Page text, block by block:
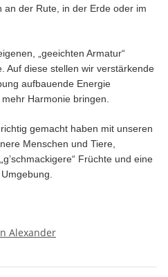
an der Rute, in der Erde oder im
„geeichten Armatur“
Auf diese stellen wir verstärkende
aufbauende Energie
Harmonie bringen.
gemacht haben mit unseren
Menschen und Tiere,
Früchte und eine
Alexander